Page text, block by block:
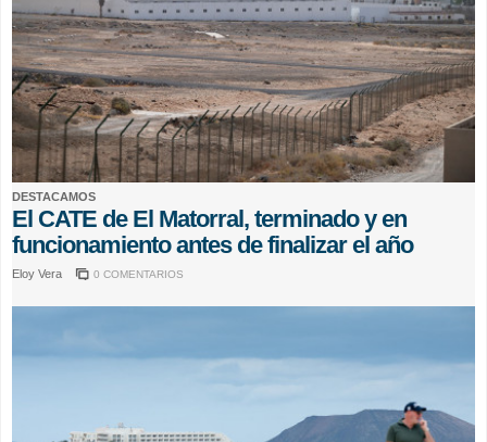
DESTACAMOS
El CATE de El Matorral, terminado y en
funcionamiento antes de finalizar el año
Eloy Vera 0 COMENTARIOS